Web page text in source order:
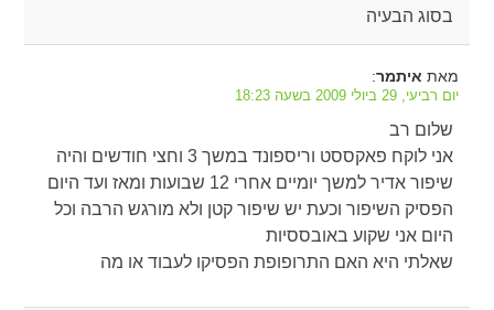
בסוג הבעיה
מאת איתמר:
יום רביעי, 29 ביולי 2009 בשעה 18:23
שלום רב
אני לוקח פאקססט וריספונד במשך 3 וחצי חודשים והיה
שיפור אדיר למשך יומיים אחרי 12 שבועות ומאז ועד היום
הפסיק השיפור וכעת יש שיפור קטן ולא מורגש הרבה וכל
היום אני שקוע באובססיות
שאלתי היא האם התרופופת הפסיקו לעבוד או מה